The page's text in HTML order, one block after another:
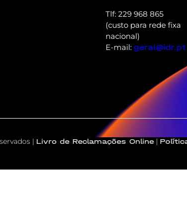
Tlf: 229 968 865
(custo para rede fixa
nacional)
E-mail:geral@idr.pt
| Livro de Reclamações Online |